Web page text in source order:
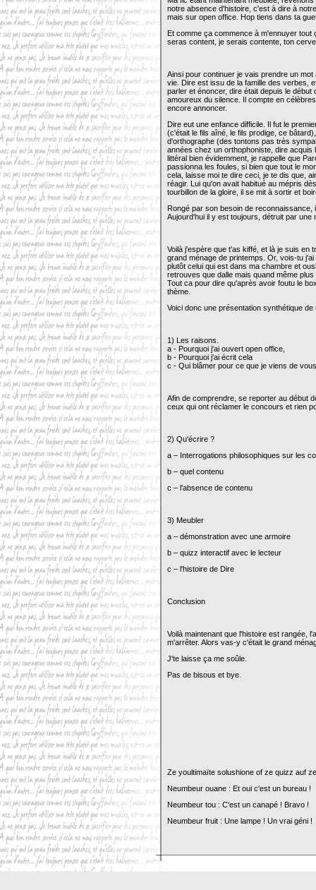
notre absence d'histoire, c'est à dire à
mais sur open office. Hop tiens dans ta
Et comme ça commence à m'ennuyer
seras content, je serais contente, ton
Ainsi pour continuer je vais prendre un
vie. Dire est issu de la famille des verbes,
parler et énoncer, dire était depuis le
amoureux du silence. Il compte en
encore annoncer.
Dire eut une enfance difficile. Il fut le
(c'était le fils aîné, le fils prodige, ce
d'orthographe (des tontons pas très
années chez un orthophoniste, dire
littéral bien évidemment, je rappelle que
passionna les foules, si bien que tout le
cela, laisse moi te dire ceci, je te dis que,
réagir. Lui qu'on avait habitué au mépris
tourbillon de la gloire, il se mit à sortir et
Rongé par son besoin de
Aujourd'hui il y est toujours, détruit par
Voilà j'espère que t'as kiffé, et là je suis en
grand ménage de printemps. Or, vois-tu
plutôt celui qui est dans ma chambre et
retrouves que dalle mais quand même
Tout ca pour dire qu'après avoir foutu le
thème.
Voici donc une présentation synthétique
1) Les raisons.
a - Pourquoi j'ai ouvert open office,
b - Pourquoi j'ai écrit cela
c - Qui blâmer pour ce que je viens de
Afin de comprendre, se reporter au début
ceux qui ont réclamer le concours et rien
2) Qu'écrire ?
a – Interrogations philosophiques sur les
b – quel contenu
c – l'absence de contenu
3) Meubler
a – démonstration avec une armoire
b – quizz interactif avec le lecteur
c – l'histoire de Dire
Conclusion
Voilà maintenant que l'histoire est rangée,
m'arrêter. Alors vas-y c'était le grand
J'te laisse ça me soûle.
Pas de bisous et bye.
Ze youltimaïte solushione of ze quizz auf
Neumbeur ouane : Et oui c'est un bureau !
Neumbeur tou : C'est un canapé ! Bravo !
Neumbeur fruit : Une lampe ! Un vrai géni !